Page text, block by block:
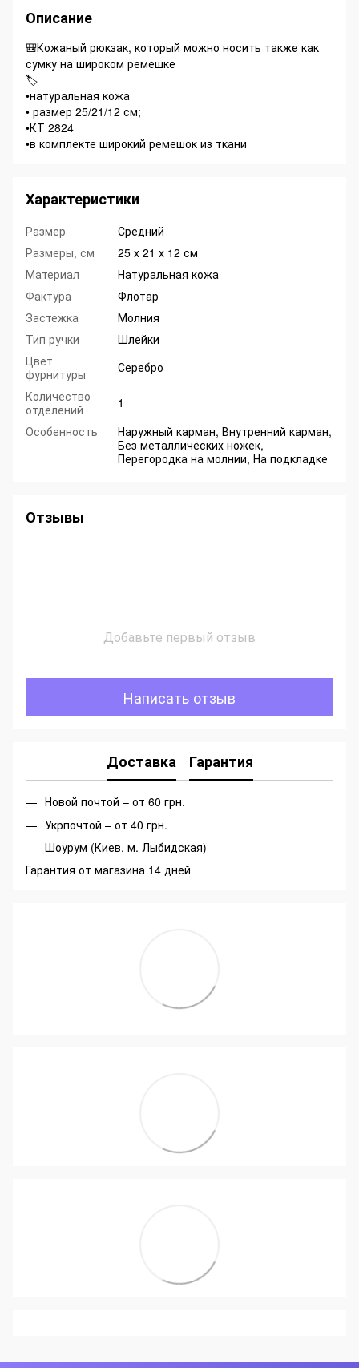
Описание
🎒Кожаный рюкзак, который можно носить также как
сумку на широком ремешке
🏷️
•натуральная кожа
• размер 25/21/12 см;
•КТ 2824
•в комплекте широкий ремешок из ткани
Характеристики
Размер
Средний
Размеры, см
25 х 21 х 12 см
Материал
Натуральная кожа
Фактура
Флотар
Застежка
Молния
Тип ручки
Шлейки
Цвет
фурнитуры
Серебро
Количество
отделений
1
Особенность
Наружный карман, Внутренний карман,
Без металлических ножек,
Перегородка на молнии, На подкладке
Отзывы
Добавьте первый отзыв
Написать отзыв
Доставка Гарантия
Новой почтой – от 60 грн.
Укрпочтой – от 40 грн.
Шоурум (Киев, м. Лыбидская)
Гарантия от магазина 14 дней